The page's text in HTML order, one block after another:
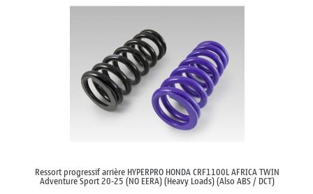
Ressort progressif arrière HYPERPRO HONDA CRF1100L AFRICA TWIN
Adventure Sport 20-25 (NO EERA) (Heavy Loads) (Also ABS / DCT)